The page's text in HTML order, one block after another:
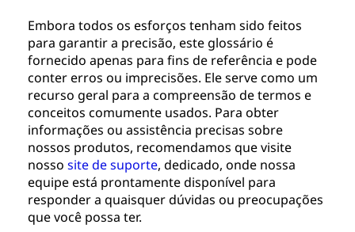
Embora todos os esforços tenham sido feitos
para garantir a precisão, este glossário é
fornecido apenas para fins de referência e pode
conter erros ou imprecisões. Ele serve como um
recurso geral para a compreensão de termos e
conceitos comumente usados. Para obter
informações ou assistência precisas sobre
nossos produtos, recomendamos que visite
nossosite de suporte, dedicado, onde nossa
equipe está prontamente disponível para
responder a quaisquer dúvidas ou preocupações
que você possa ter.